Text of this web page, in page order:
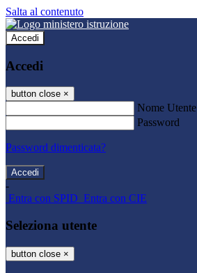
Salta al contenuto
Accedi
Accedi
button close ×
Nome Utente
Password
Password dimenticata?
-
Entra con SPID Entra con CIE
Seleziona utente
button close ×